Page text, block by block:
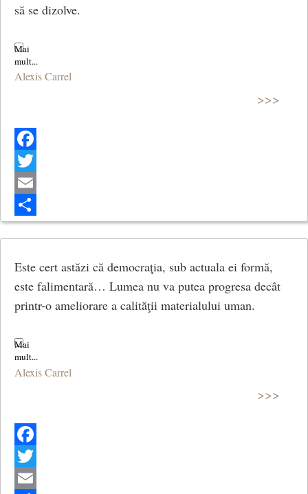
să se dizolve.
Alexis Carrel
>>>
Facebook
Twitter
Email
Share
Este cert astăzi că democraţia, sub actuala ei formă,
este falimentară… Lumea nu va putea progresa decât
printr-o ameliorare a calităţii materialului uman.
Alexis Carrel
>>>
Facebook
Twitter